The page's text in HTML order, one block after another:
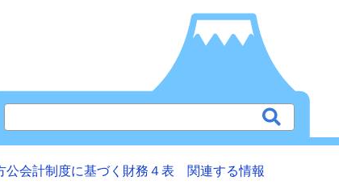
公会計制度に基づく財務４表 関連する情報